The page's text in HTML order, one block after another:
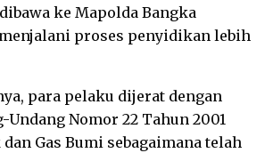
ke Mapolda Bangka
proses penyidikan lebih
para pelaku dijerat dengan
Undang Nomor 22 Tahun 2001
Gas Bumi sebagaimana telah